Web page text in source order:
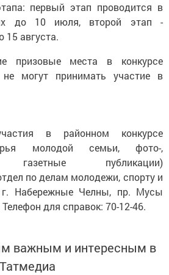
первый этап проводится в
до 10 июля, второй этап -
15 августа.
призовые места в конкурсе
могут принимать участие в
в районном конкурсе
молодой семьи, фото-,
газетные публикации)
по делам молодежи, спорту и
г. Набережные Челны, пр. Мусы
для справок: 70-12-46.
важным и интересным в
Татмедиа